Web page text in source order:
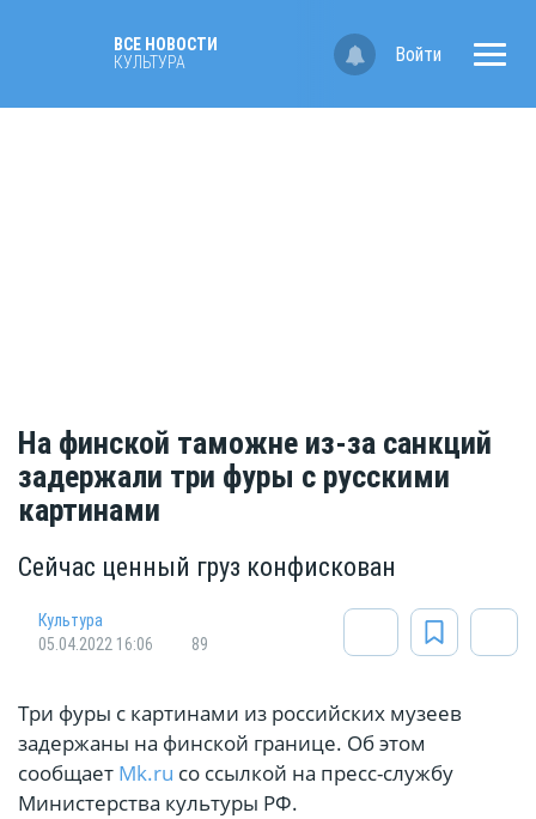
ВСЕ НОВОСТИ
КУЛЬТУРА
Войти
На финской таможне из-за санкций
задержали три фуры с русскими
картинами
Сейчас ценный груз конфискован
Культура
05.04.2022 16:06
89
Три фуры с картинами из российских музеев
задержаны на финской границе. Об этом
сообщает Mk.ru со ссылкой на пресс-службу
Министерства культуры РФ.